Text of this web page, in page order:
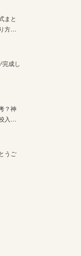
まと
方…
完成し
？神
入…
うご